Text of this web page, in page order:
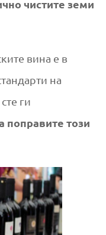
чистите земи
вина е в
на
ги
поправите този